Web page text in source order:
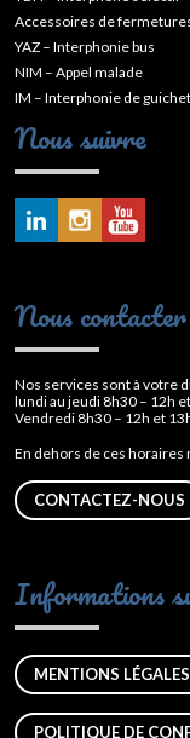
Accessoires de
YAZ – Interphonie bus
NIM – Appel malade
IM – Interphonie de guichet
Nous suivre
Nous contacter
Nos services sont à votre
lundi au jeudi 8h30 – 12h
Vendredi 8h30 – 12h et
En dehors de ces horaires
CONTACTEZ-NOUS
Informations
MENTIONS LÉGALES
POLITIQUE DE